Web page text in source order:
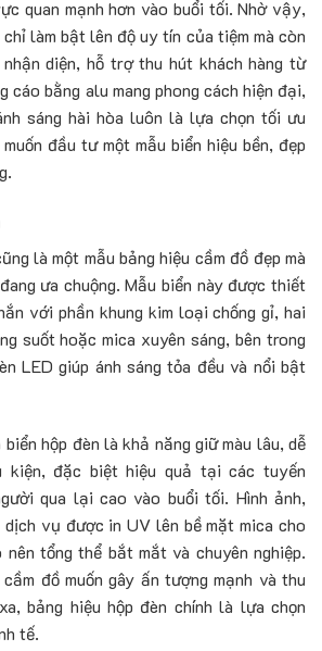
quan mạnh hơn vào buổi tối. Nhờ vậy,
làm bật lên độ uy tín của tiệm mà còn
diện, hỗ trợ thu hút khách hàng từ
cáo bằng alu mang phong cách hiện đại,
sáng hài hòa luôn là lựa chọn tối ưu
đầu tư một mẫu biển hiệu bền, đẹp
là một mẫu bảng hiệu cầm đồ đẹp mà
ưa chuộng. Mẫu biển này được thiết
với phần khung kim loại chống gỉ, hai
suốt hoặc mica xuyên sáng, bên trong
LED giúp ánh sáng tỏa đều và nổi bật
hộp đèn là khả năng giữ màu lâu, dễ
kiện, đặc biệt hiệu quả tại các tuyến
qua lại cao vào buổi tối. Hình ảnh,
vụ được in UV lên bề mặt mica cho
tổng thể bắt mắt và chuyên nghiệp.
đồ muốn gây ấn tượng mạnh và thu
bảng hiệu hộp đèn chính là lựa chọn
tế.